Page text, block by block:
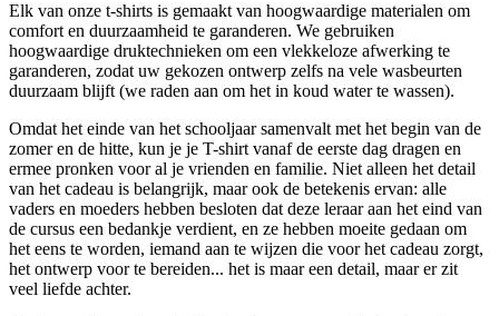
Elk van onze t-shirts is gemaakt van hoogwaardige materialen om
comfort en duurzaamheid te garanderen. We gebruiken
hoogwaardige druktechnieken om een vlekkeloze afwerking te
garanderen, zodat uw gekozen ontwerp zelfs na vele wasbeurten
duurzaam blijft (we raden aan om het in koud water te wassen).
Omdat het einde van het schooljaar samenvalt met het begin van de
zomer en de hitte, kun je je T-shirt vanaf de eerste dag dragen en
ermee pronken voor al je vrienden en familie. Niet alleen het detail
van het cadeau is belangrijk, maar ook de betekenis ervan: alle
vaders en moeders hebben besloten dat deze leraar aan het eind van
de cursus een bedankje verdient, en ze hebben moeite gedaan om
het eens te worden, iemand aan te wijzen die voor het cadeau zorgt,
het ontwerp voor te bereiden... het is maar een detail, maar er zit
veel liefde achter.